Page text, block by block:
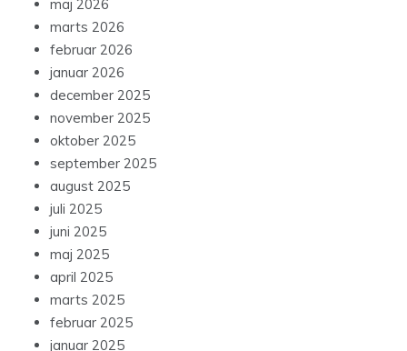
maj 2026
marts 2026
februar 2026
januar 2026
december 2025
november 2025
oktober 2025
september 2025
august 2025
juli 2025
juni 2025
maj 2025
april 2025
marts 2025
februar 2025
januar 2025